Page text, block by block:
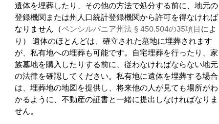
遺体を埋葬したり、その他の方法で処分する前に、地元の
登録機関または州人口統計登録機関から許可を得なければ
なりません（ペンシルバニア州法 § 450.504の35項目によ
り） 遺体のほとんどは、確立された墓地に埋葬されます
が、私有地への埋葬も可能です。自宅埋葬を行ったり、家
族墓地を購入したりする前に、従わなければならない地元
の法律を確認してください。私有地に遺体を埋葬する場合
は、埋葬地の地図を提供し、将来他の人が見ても場所がわ
かるように、不動産の証書と一緒に提出しなければなりま
せん。